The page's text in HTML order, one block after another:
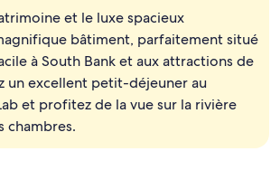
Entrée intérieure
et le luxe spacieux
bâtiment, parfaitement situé
à South Bank et aux attractions de
un excellent petit-déjeuner au
et profitez de la vue sur la rivière
chambres.